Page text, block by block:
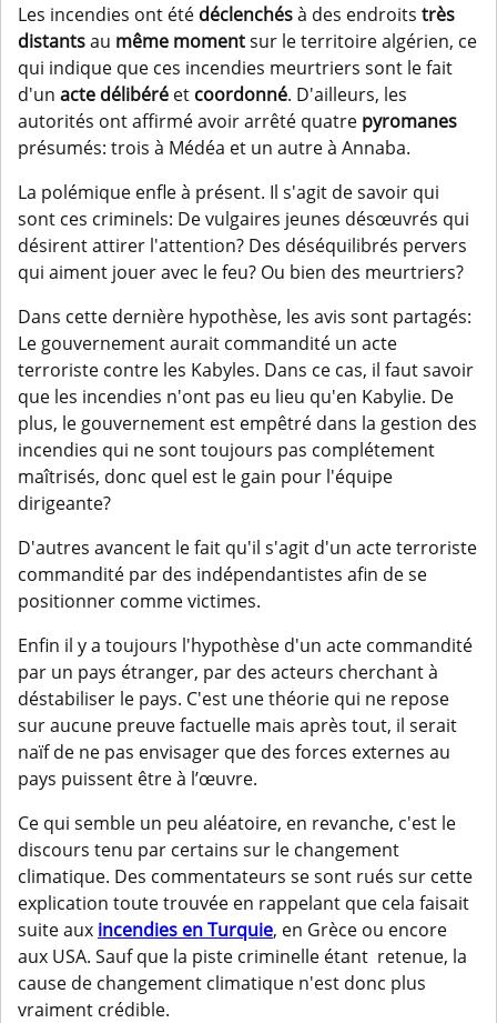
Les incendies ont été déclenchésà des endroits très
distantsau même momentsur le territoire algérien, ce
qui indique que ces incendies meurtriers sont le fait
d'un acte délibéré et coordonné. D'ailleurs, les
autorités ont affirmé avoir arrêté quatre pyromanes
présumés: trois à Médéa et un autre à Annaba.
La polémique enfle à présent. Il s'agit de savoir qui
sont ces criminels: De vulgaires jeunes désœuvrés qui
désirent attirer l'attention? Des déséquilibrés pervers
qui aiment jouer avec le feu? Ou bien des meurtriers?
Dans cette dernière hypothèse, les avis sont partagés:
Le gouvernement aurait commandité un acte
terroriste contre les Kabyles. Dans ce cas, il faut savoir
que les incendies n'ont pas eu lieu qu'en Kabylie. De
plus, le gouvernement est empêtré dans la gestion des
incendies qui ne sont toujours pas complétement
maîtrisés, donc quel est le gain pour l'équipe
dirigeante?
D'autres avancent le fait qu'il s'agit d'un acte terroriste
commandité par des indépendantistes afin de se
positionner comme victimes.
Enfin il y a toujours l'hypothèse d'un acte commandité
par un pays étranger, par des acteurs cherchant à
déstabiliser le pays. C'est une théorie qui ne repose
sur aucune preuve factuelle mais après tout, il serait
naïf de ne pas envisager que des forces externes au
pays puissent être à l’œuvre.
Ce qui semble un peu aléatoire, en revanche, c'est le
discours tenu par certains sur le changement
climatique. Des commentateurs se sont rués sur cette
explication toute trouvée en rappelant que cela faisait
suite aux incendies en Turquie, en Grèce ou encore
aux USA. Sauf que la piste criminelle étant retenue, la
cause de changement climatique n'est donc plus
vraiment crédible.